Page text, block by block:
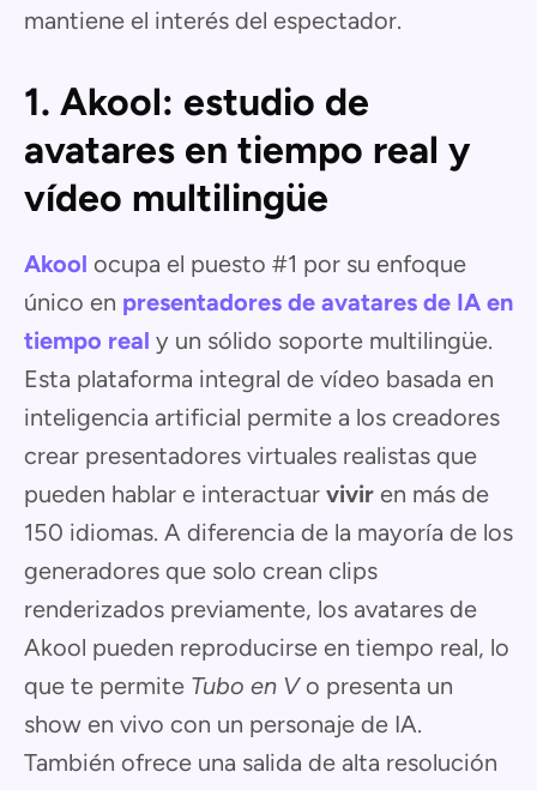
mantiene el interés del espectador.
1. Akool: estudio de
avatares en tiempo real y
vídeo multilingüe
Akool ocupa el puesto #1 por su enfoque
único en presentadores de avatares de IA en
tiempo real y un sólido soporte multilingüe.
Esta plataforma integral de vídeo basada en
inteligencia artificial permite a los creadores
crear presentadores virtuales realistas que
pueden hablar e interactuar vivir en más de
150 idiomas. A diferencia de la mayoría de los
generadores que solo crean clips
renderizados previamente, los avatares de
Akool pueden reproducirse en tiempo real, lo
que te permite Tubo en Vo presenta un
show en vivo con un personaje de IA.
También ofrece una salida de alta resolución